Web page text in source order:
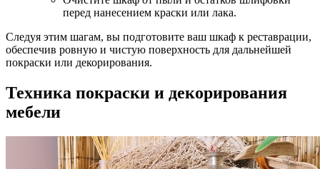
перед нанесением краски или лака.
Следуя этим шагам, вы подготовите ваш шкаф к реставрации,
обеспечив ровную и чистую поверхность для дальнейшей
покраски или декорирования.
Техника покраски и декорирования
мебели